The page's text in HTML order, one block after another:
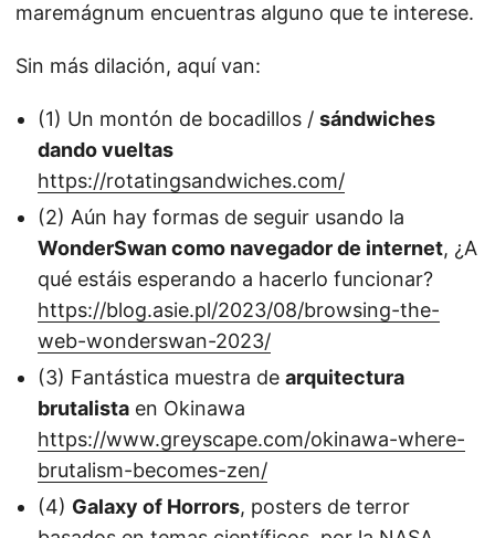
maremágnum encuentras alguno que te interese.
Sin más dilación, aquí van:
(1) Un montón de bocadillos / sándwiches
dando vueltas
https://rotatingsandwiches.com/
(2) Aún hay formas de seguir usando la
WonderSwan como navegador de internet, ¿A
qué estáis esperando a hacerlo funcionar?
https://blog.asie.pl/2023/08/browsing-the-
web-wonderswan-2023/
(3) Fantástica muestra de arquitectura
brutalista en Okinawa
https://www.greyscape.com/okinawa-where-
brutalism-becomes-zen/
(4) Galaxy of Horrors, posters de terror